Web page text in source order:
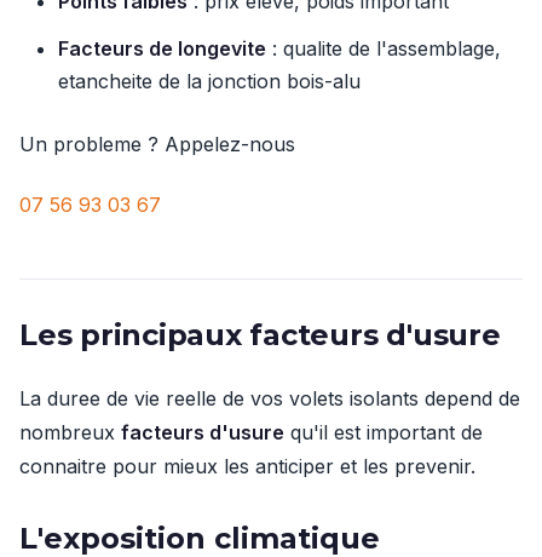
Facteurs de longevite : qualite de l'assemblage,
etancheite de la jonction bois-alu
Un probleme ? Appelez-nous
07 56 93 03 67
Les principaux facteurs d'usure
La duree de vie reelle de vos volets isolants depend de
nombreux facteurs d'usure qu'il est important de
connaitre pour mieux les anticiper et les prevenir.
L'exposition climatique